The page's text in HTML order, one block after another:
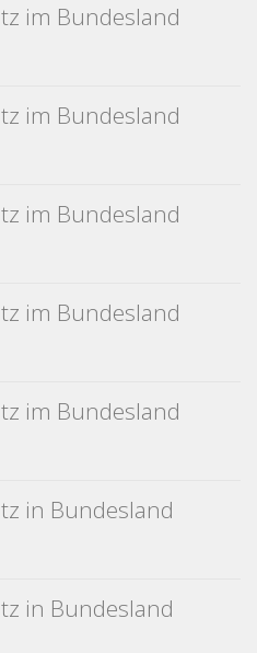
im Bundesland
im Bundesland
im Bundesland
im Bundesland
im Bundesland
in Bundesland
in Bundesland